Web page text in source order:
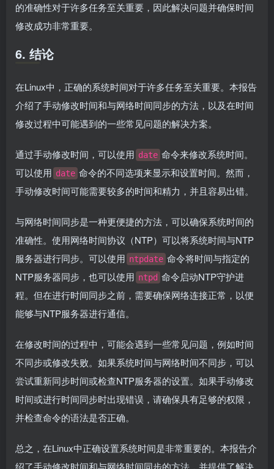
的准确性对于许多任务至关重要，因此解决问题并确保时间
修改成功非常重要。
6. 结论
在Linux中，正确的系统时间对于许多任务至关重要。本报告
介绍了手动修改时间和与网络时间同步的方法，以及在时间
修改过程中可能遇到的一些常见问题的解决方案。
通过手动修改时间，可以使用 date 命令来修改系统时间。
可以使用 date 命令的不同选项来显示和设置时间。然而，
手动修改时间可能需要较多的时间和精力，并且容易出错。
与网络时间同步是一种更便捷的方法，可以确保系统时间的
准确性。使用网络时间协议（NTP）可以将系统时间与NTP
服务器进行同步。可以使用 ntpdate 命令将时间与指定的
NTP服务器同步，也可以使用 ntpd 命令启动NTP守护进
程。但在进行时间同步之前，需要确保网络连接正常，以便
能够与NTP服务器进行通信。
在修改时间的过程中，可能会遇到一些常见问题，例如时间
不同步或修改失败。如果系统时间与网络时间不同步，可以
尝试重新同步时间或检查NTP服务器的设置。如果手动修改
时间或进行时间同步时出现错误，请确保具有足够的权限，
并检查命令的语法是否正确。
总之，在Linux中正确设置系统时间是非常重要的。本报告介
绍了手动修改时间和与网络时间同步的方法，并提供了解决